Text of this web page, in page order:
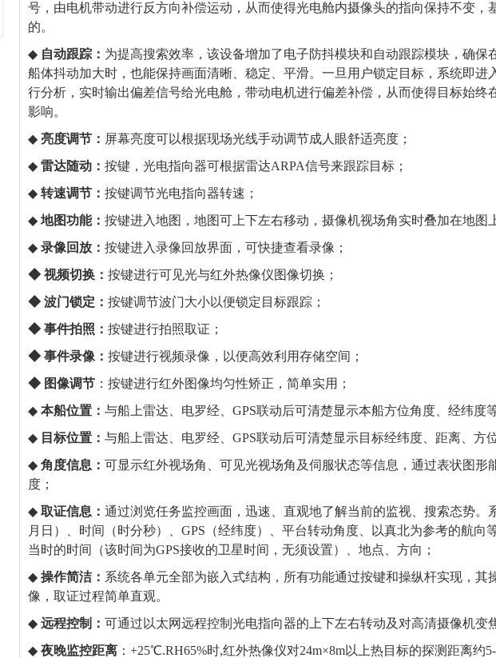
号，由电机带动进行反方向补偿运动，从而使得光电舱内摄像头的指向保持不变，
的。
◆ 自动跟踪： 为提高搜索效率， 该设备增加了电子防抖模块和自动跟踪模块，确保
船体抖动加大时，也能保持画面清晰、稳定、平滑。一旦用户锁定目标，系统即
行分析，实时输出偏差信号给光电舱，带动电机进行偏差补偿，从而使得目标始终
影响。
◆ 亮度调节： 屏幕亮度可以根据现场光线手动调节成人眼舒适亮度；
◆ 雷达随动： 按键，光电指向器可根据雷达ARPA信号来跟踪目标 ；
◆ 转速调节： 按键调节光电指向器转速；
◆ 地图功能： 按键进入地图，地图可上下左右移动，摄像机视场角实时叠加在地图
◆ 录像回放： 按键进入录像回放界面，可快捷查看录像；
◆ 视频切换： 按键进行可见光与红外热像仪图像切换；
◆ 波门锁定： 按键调节波门大小以便锁定目标跟踪；
◆ 事件拍照： 按键进行拍照取证；
◆ 事件录像： 按键进行视频录像，以便高效利用存储空间；
◆ 图像调节 ：按键进行红外图像均匀性矫正，简单实用；
◆ 本船位置： 与船上雷达、电罗经、GPS联动后可清楚显示本船方位角度、经纬度
◆ 目标位置： 与船上雷达、电罗经、GPS联动后可清楚显示目标经纬度、距离、方
◆ 角度信息： 可显示红外视场角、可见光视场角及伺服状态等信息， 通过表状图形
度；
◆ 取证信息 ： 通过浏览任务监控画面，迅速、直观地了解当前的监视、搜索态势
月日）、时间（时分秒）、GPS（经纬度）、平台转动角度、以真北为参考的航
当时的时间（该时间为GPS接收的卫星时间，无须设置）、地点、方向 ；
◆ 操作简洁： 系统各单元全部为嵌入式结构，所有功能通过按键和操纵杆实现，其
像，取证过程简单直观。
◆ 远程控制： 可通过以太网远程控制光电指向器的上下左右转动及对高清摄像机变
◆ 夜晚监控距离 ：+25℃.RH65%时,红外热像仪对24m×8m以上热目标的探测距离约